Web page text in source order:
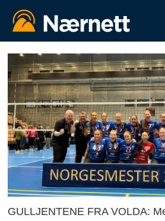
GULLJENTENE FRA VOLDA: